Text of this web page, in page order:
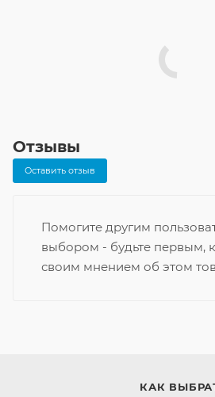
Отзывы
Оставить отзыв
Помогите другим
выбором - будьте первым,
своим мнением об этом
КАК